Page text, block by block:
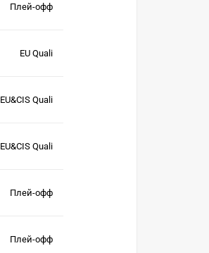
Плей-офф
EU Quali
EU&CIS Quali
EU&CIS Quali
Плей-офф
Плей-офф